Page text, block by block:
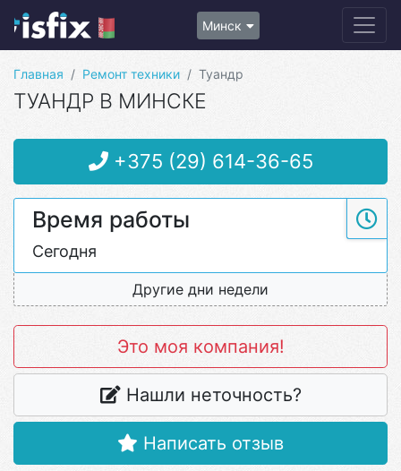
Минск
Главная Ремонт техники Туандр
ТУАНДР В МИНСКЕ
+375 (29) 614-36-65
Время работы
Сегодня
Другие дни недели
Это моя компания!
Нашли неточность?
Написать отзыв